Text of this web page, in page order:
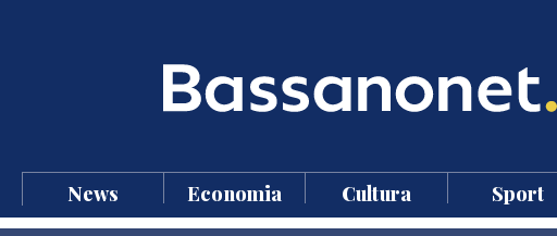
News Economia Cultura Sport